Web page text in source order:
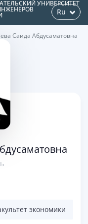
УНИВЕРСИТЕТ
Ru
Саида Абдусаматовна
экономики